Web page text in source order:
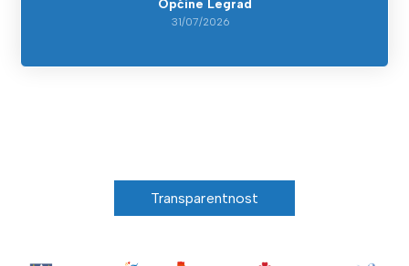
Općine Legrad
31/07/2026
Transparentnost